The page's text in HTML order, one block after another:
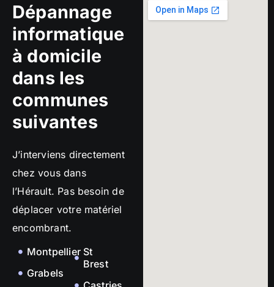
Dépannage
informatique
à domicile
dans les
communes
suivantes
J’interviens directement
chez vous dans
l’Hérault. Pas besoin de
déplacer votre matériel
encombrant.
Montpellier
Grabels
St
Brest